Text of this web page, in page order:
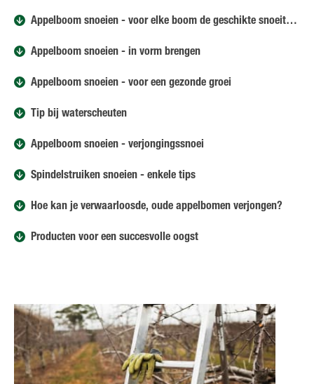
Appelboom snoeien - voor elke boom de geschikte snoeitechniek
Appelboom snoeien - in vorm brengen
Appelboom snoeien - voor een gezonde groei
Tip bij waterscheuten
Appelboom snoeien - verjongingssnoei
Spindelstruiken snoeien - enkele tips
Hoe kan je verwaarloosde, oude appelbomen verjongen?
Producten voor een succesvolle oogst